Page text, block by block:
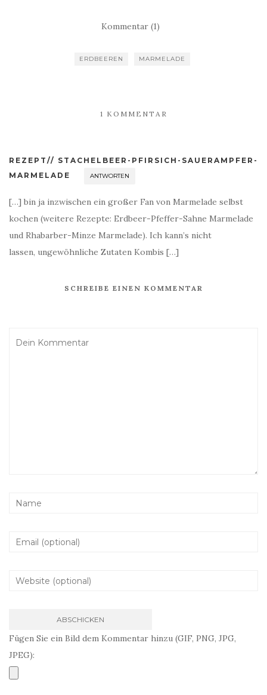
Kommentar (1)
ERDBEEREN MARMELADE
1 KOMMENTAR
REZEPT// STACHELBEER-PFIRSICH-SAUERAMPFER-
MARMELADE
ANTWORTEN
[…] bin ja inzwischen ein großer Fan von Marmelade selbst
kochen (weitere Rezepte: Erdbeer-Pfeffer-Sahne Marmelade
und Rhabarber-Minze Marmelade). Ich kann’s nicht
lassen, ungewöhnliche Zutaten Kombis […]
SCHREIBE EINEN KOMMENTAR
Fügen Sie ein Bild dem Kommentar hinzu (GIF, PNG, JPG,
JPEG):